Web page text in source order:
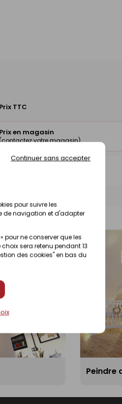
pour suivre les
de navigation et d'adapter
pour ne conserver que les
sera retenu pendant 13
des cookies" en bas du
Continuer sans accepter
Prix TTC
Prix en magasin
votre magasin)
Peindre